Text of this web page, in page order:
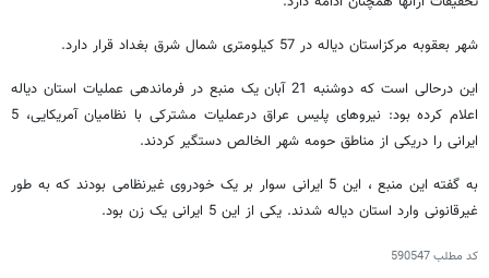
شهر بعقوبه مرکزاستان دیاله در 57 کیلومتری شمال شرق بغداد قرار دارد.
این درحالی است که دوشنبه 21 آبان یک منبع در فرماندهی عملیات استان دیاله
اعلام کرده بود: نیروهای پلیس عراق درعملیات مشترکی با نظامیان آمریکایی، 5
ایرانی را دریکی از مناطق حومه شهر الخالص دستگیر کردند.
به گفته این منبع ، این 5 ایرانی سوار بر یک خودروی غیرنظامی بودند که به طور
غیرقانونی وارد استان دیاله شدند. یکی از این 5 ایرانی یک زن بود.
کد مطلب590547